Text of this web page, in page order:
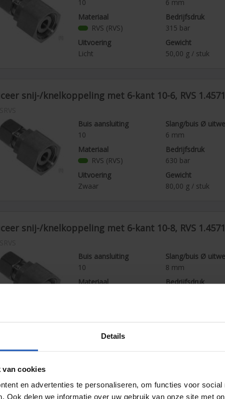
Details
van cookies
en advertenties te personaliseren, om functies voor social
Ook delen we informatie over uw gebruik van onze site met
Q< 10^8 mbar l/>, •ideaal voor gebruik in de gas- en
Rohrqualität:
moeten met warmtebehandeld, naadloze roestvrij stalen
De tolerantieklasse moet D4/T3 zijn, het oppervlak mag niet
10
6 mm
Materiaal
RVS (RVS)
Bedrijfsdruk
315 bar
Uitvoering
Licht
Gewicht
50,00 g / stuk
snij-/knelkoppeling met 6-kant 10-6, RVS 1.4571
Buis aansluiting
10
Slang/buis Ø
6 mm
Materiaal
RVS (RVS)
Bedrijfsdruk
630 bar
Uitvoering
Zwaar
Gewicht
80,00 g / stuk
snij-/knelkoppeling met 6-kant 10-8, RVS 1.4571
Buis aansluiting
10
Slang/buis Ø
8 mm
Materiaal
Bedrijfsdruk
Buis aansluiting
Slang/buis Ø